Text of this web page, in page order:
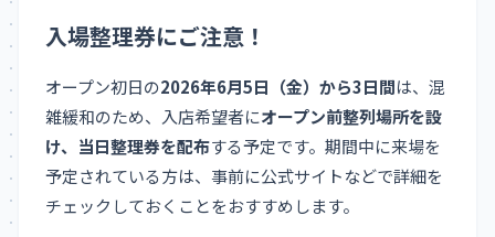
入場整理券にご注意！
オープン初日の2026年6月5日（金）から3日間は、混
雑緩和のため、入店希望者にオープン前整列場所を設
け、当日整理券を配布する予定です。期間中に来場を
予定されている方は、事前に公式サイトなどで詳細を
チェックしておくことをおすすめします。